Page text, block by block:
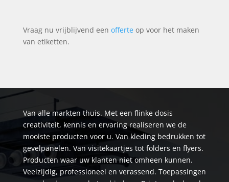
Vraag nu vrijblijvend een offerteop voor het maken
van etiketten.
Van alle markten thuis. Met een flinke dosis
creativiteit, kennis en ervaring realiseren we de
mooiste producten voor u. Van kleding bedrukken tot
gevelpanelen. Van visitekaartjes tot folders en flyers.
Producten waar uw klanten niet omheen kunnen.
Veelzijdig, professioneel en verassend. Toepassingen